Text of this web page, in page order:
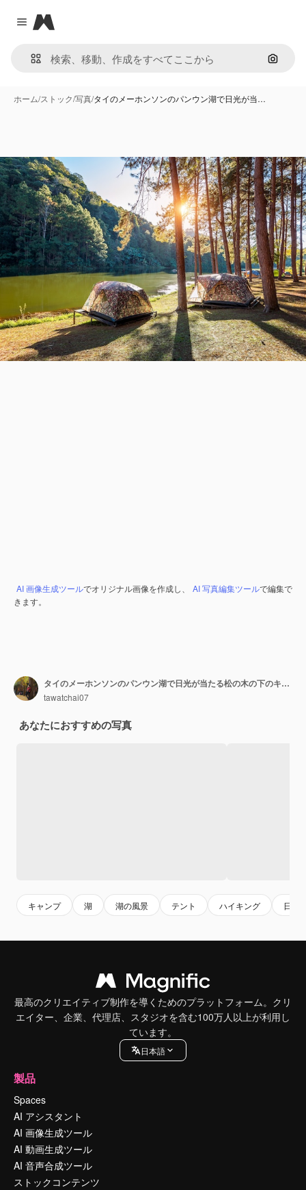
Close menu
Magnific
画像で
ホーム/ストック/写真/タイのメーホンソンのパンウン湖で日光が当…
AI 画像生成ツールでオリジナル画像を作成し、 AI 写真編集ツールで編集で
きます。
タイのメーホンソンのパンウン湖で日光が当たる松の木の下のキャンプテント。
tawatchai07
あなたにおすすめの写真
キャンプ 湖 湖の風景 テント ハイキング 日の
最高のクリエイティブ制作を導くためのプラットフォーム。クリ
エイター、企業、代理店、スタジオを含む100万人以上が利用し
ています。
日本語
製品
Spaces
AI アシスタント
AI 画像生成ツール
AI 動画生成ツール
AI 音声合成ツール
ストックコンテンツ